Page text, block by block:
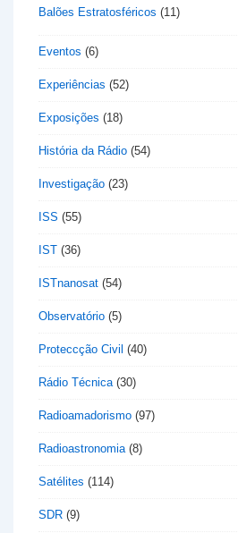
Balões Estratosféricos (11)
Eventos (6)
Experiências (52)
Exposições (18)
História da Rádio (54)
Investigação (23)
ISS (55)
IST (36)
ISTnanosat (54)
Observatório (5)
Proteccção Civil (40)
Rádio Técnica(30)
Radioamadorismo (97)
Radioastronomia(8)
Satélites (114)
SDR (9)